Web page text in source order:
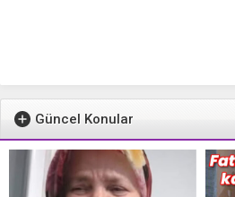
Güncel Konular